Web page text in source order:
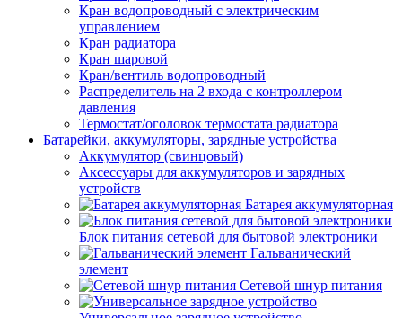
Кран водопроводный с электрическим
управлением
Кран радиатора
Кран шаровой
Кран/вентиль водопроводный
Распределитель на 2 входа с контроллером
давления
Термостат/оголовок термостата радиатора
Батарейки, аккумуляторы, зарядные устройства
Аккумулятор (свинцовый)
Аксессуары для аккумуляторов и зарядных
устройств
Батарея аккумуляторная
Блок питания сетевой для бытовой электроники
Гальванический
элемент
Сетевой шнур питания